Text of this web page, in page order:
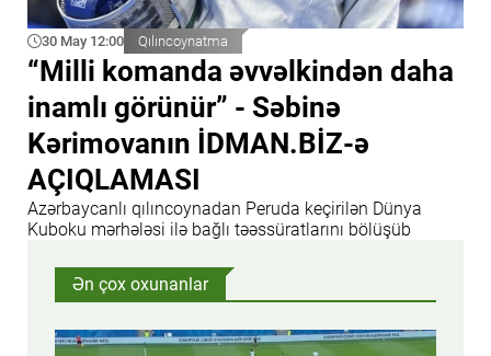
30 May 12:00 Qılıncoynatma
“Milli komanda əvvəlkindən daha
inamlı görünür” - Səbinə
Kərimovanın İDMAN.BİZ-ə
AÇIQLAMASI
Azərbaycanlı qılıncoynadan Peruda keçirilən Dünya
Kuboku mərhələsi ilə bağlı təəssüratlarını bölüşüb
Ən çox oxunanlar